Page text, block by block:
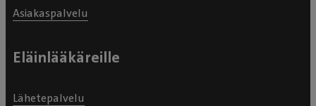
Asiakaspalvelu
Eläinlääkäreille
Lähetepalvelu